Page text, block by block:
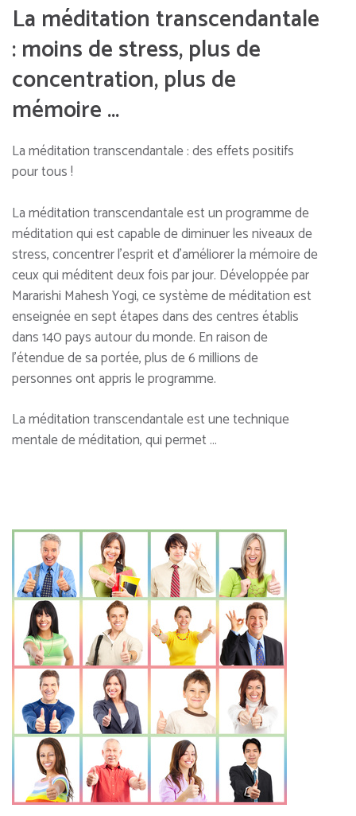
La méditation transcendantale
: moins de stress, plus de
concentration, plus de
mémoire …
La méditation transcendantale : des effets positifs
pour tous !
La méditation transcendantale est un programme de
méditation qui est capable de diminuer les niveaux de
stress, concentrer l’esprit et d’améliorer la mémoire de
ceux qui méditent deux fois par jour. Développée par
Mararishi Mahesh Yogi, ce système de méditation est
enseignée en sept étapes dans des centres établis
dans 140 pays autour du monde. En raison de
l’étendue de sa portée, plus de 6 millions de
personnes ont appris le programme.
La méditation transcendantale est une technique
mentale de méditation, qui permet …